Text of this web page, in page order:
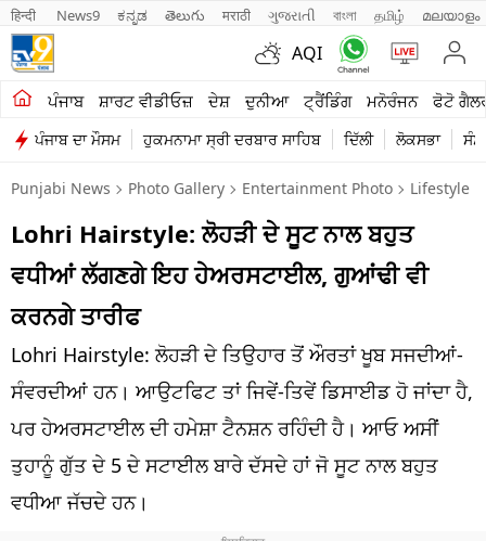
हिन्दी News9 ಕನ್ನಡ తెలుగు मराठी ગુજરાતી বাংলা தமிழ் മലയാളം
AQI
ਪੰਜਾਬ ਸ਼ਾਰਟ ਵੀਡੀਓਜ਼ ਦੇਸ਼ ਦੁਨੀਆ ਟ੍ਰੈਂਡਿੰਗ ਮਨੋਰੰਜਨ ਫੋਟੋ
ਪੰਜਾਬ ਦਾ ਮੌਸਮ ਹੁਕਮਨਾਮਾ ਸ੍ਰੀ ਦਰਬਾਰ ਸਾਹਿਬ ਦਿੱਲੀ ਲੋਕਸਭਾ
ਖੇਤੀਬਾੜੀ
ਸ਼ਾਰਟ ਵੀਡੀਓਜ਼
ਕਾਰੋਬਾਰ
ਕਰਿਅਰ
ਦੇਸ਼
ਲਾਈਫ ਸਟਾਈਲ
ਪੰਜਾਬ
ਧਰਮ
Punjabi News Photo Gallery Entertainment Photo Lifestyle
Lohri Hairstyle: ਲੋਹੜੀ ਦੇ ਸੂਟ ਨਾਲ ਬਹੁਤ
ਵਧੀਆਂ ਲੱਗਣਗੇ ਇਹ ਹੇਅਰਸਟਾਈਲ, ਗੁਆਂਢੀ ਵੀ
ਕਰਨਗੇ ਤਾਰੀਫ
Lohri Hairstyle: ਲੋਹੜੀ ਦੇ ਤਿਉਹਾਰ ਤੋਂ ਔਰਤਾਂ ਖੂਬ ਸਜਦੀਆਂ-
ਸੰਵਰਦੀਆਂ ਹਨ। ਆਉਟਫਿਟ ਤਾਂ ਜਿਵੇਂ-ਤਿਵੇਂ ਡਿਸਾਈਡ ਹੋ ਜਾਂਦਾ ਹੈ,
ਪਰ ਹੇਅਰਸਟਾਈਲ ਦੀ ਹਮੇਸ਼ਾ ਟੈਨਸ਼ਨ ਰਹਿੰਦੀ ਹੈ। ਆਓ ਅਸੀਂ
ਤੁਹਾਨੂੰ ਗੁੱਤ ਦੇ 5 ਦੇ ਸਟਾਈਲ ਬਾਰੇ ਦੱਸਦੇ ਹਾਂ ਜੋ ਸੂਟ ਨਾਲ ਬਹੁਤ
ਵਧੀਆ ਜੱਚਦੇ ਹਨ।